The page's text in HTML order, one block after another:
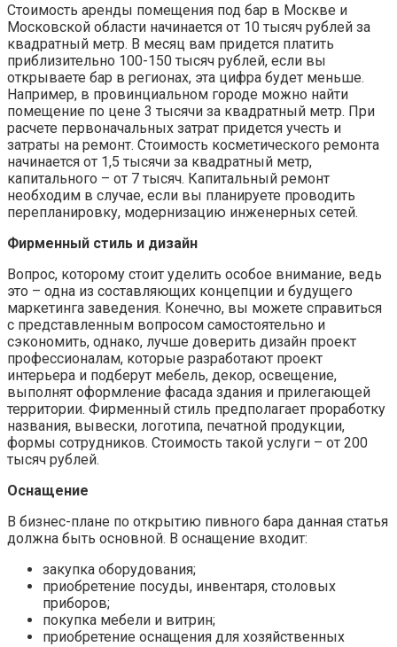
Стоимость аренды помещения под бар в Москве и
Московской области начинается от 10 тысяч рублей за
квадратный метр. В месяц вам придется платить
приблизительно 100-150 тысяч рублей, если вы
открываете бар в регионах, эта цифра будет меньше.
Например, в провинциальном городе можно найти
помещение по цене 3 тысячи за квадратный метр. При
расчете первоначальных затрат придется учесть и
затраты на ремонт. Стоимость косметического ремонта
начинается от 1,5 тысячи за квадратный метр,
капитального – от 7 тысяч. Капитальный ремонт
необходим в случае, если вы планируете проводить
перепланировку, модернизацию инженерных сетей.
Фирменный стиль и дизайн
Вопрос, которому стоит уделить особое внимание, ведь
это – одна из составляющих концепции и будущего
маркетинга заведения. Конечно, вы можете справиться
с представленным вопросом самостоятельно и
сэкономить, однако, лучше доверить дизайн проект
профессионалам, которые разработают проект
интерьера и подберут мебель, декор, освещение,
выполнят оформление фасада здания и прилегающей
территории. Фирменный стиль предполагает проработку
названия, вывески, логотипа, печатной продукции,
формы сотрудников. Стоимость такой услуги – от 200
тысяч рублей.
Оснащение
В бизнес-плане по открытию пивного бара данная статья
должна быть основной. В оснащение входит:
закупка оборудования;
приобретение посуды, инвентаря, столовых
приборов;
покупка мебели и витрин;
приобретение оснащения для хозяйственных